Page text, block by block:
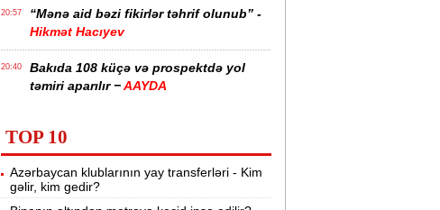
20:57
“Mənə aid bəzi fikirlər təhrif olunub” -
Hikmət Hacıyev
20:40
Bakıda 108 küçə və prospektdə yol
təmiri aparılır −AAYDA
fəsadlar törədə bilər -
20:06
Müharibədə 3 400-dən çox iranlı və 18
ABŞ hərbçisi həlak olub -
TOP 10
Azərbaycan klublarının yay transferləri - Kim
gəlir, kim gedir?